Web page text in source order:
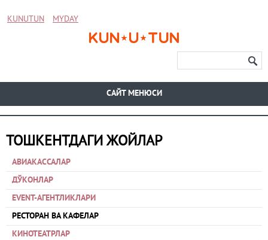
KUNUTUN MYDAY
CАЙТ МЕНЮСИ
ТОШКЕНТДАГИ ЖОЙЛАР
АВИАКАССАЛАР
ДЎКОНЛАР
EVENT-АГЕНТЛИКЛАРИ
РЕСТОРАН ВА КАФЕЛАР
КИНОТЕАТРЛАР